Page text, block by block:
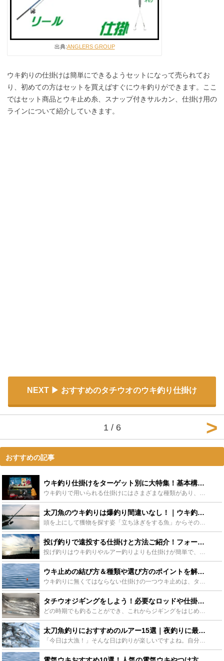
出典:ANGLERS GROUP
ウキ釣りの仕掛けは簡単にできるようセットになって売られてお
り、初めての方はセットを買えばすぐにウキ釣りができます。ここ
ではセット商品とウキ止め糸、スナップ付きサルカン、仕掛け用の
ラインについて紹介していきます。
NEXT おすすめのタチウオのウキ釣り仕掛け
1 / 6
おすすめの記事
ウキ釣り仕掛けをターゲット別に大特集！基本構成から必要アイテムまで！ - Leisurego(レジャーゴー)
ウキ釣りで用いられる仕掛けにはさまざまな種類があり、ターゲットの種類やコンディションに合ったベストな仕掛けをチョイスすることが好釣果のカギを握っています。この記事では、ターゲット別の各種ウキ釣り仕掛...
太刀魚のウキ釣りは爆釣り間違いなし！｜ウキ釣りおすすめ10選！ - Leisurego(レジャーゴー)
頭を上にして獲物を探す姿「立ち泳ぎをする魚」からその名が付けられた太刀魚。年間を通して美味しく、色々な料理で食べられる人気の高い魚です。今回はそんな太刀魚をウキ釣りで爆釣りできるおススメの時期や道具...
投げ釣りで遠投する仕掛けと方法ご紹介！フォームや動画も！ - Leisurego(レジャーゴー)
投げ釣りはウキ釣りやルアー釣りよりも仕掛けが簡単で、堤防や砂浜など陸からでも十分狙えるので、ファミリーで気軽に楽しむことができます。投げ方もコツを掴めば誰でも簡単にマスターできます。ここでは、投げ釣...
ウキ止めの結び方＆種類や選び方のポイントを解説します！ - Leisurego(レジャーゴー)
ウキ釣りに無くてはならない仕掛けの一つウキ止めは、タックルボックスにストックしておきたいマストアイテムです。ウキを使う釣りであればどの結び方でも活用できるので、脱初心者を目指して是非覚えておきましょ...
タチウオジギングをしよう！必要なロッドや仕掛けをご紹介！ - Leisurego(レジャーゴー)
どの時期でも釣ることができ、これからジギングをはじめてみたいという方や玄人の方にもおすすめの魅力的な魚にタチウオがいます。そこで、よりタチウオジギングを堪能しいただくうえで必要なロッドや仕掛けをこの...
太刀魚釣りにおすすめのルアー15選｜夜釣りに最適なケミホタルも！ - Leisurego(レジャーゴー)
「今日は大漁！」そんな日は釣りが楽しいですよね。自分で釣った魚を調理するのも楽しさの一つですが、釣りをする人からすると「魚との駆け引き」が一番の醍醐味ではないでしょうか？ターゲットとなる魚によって時...